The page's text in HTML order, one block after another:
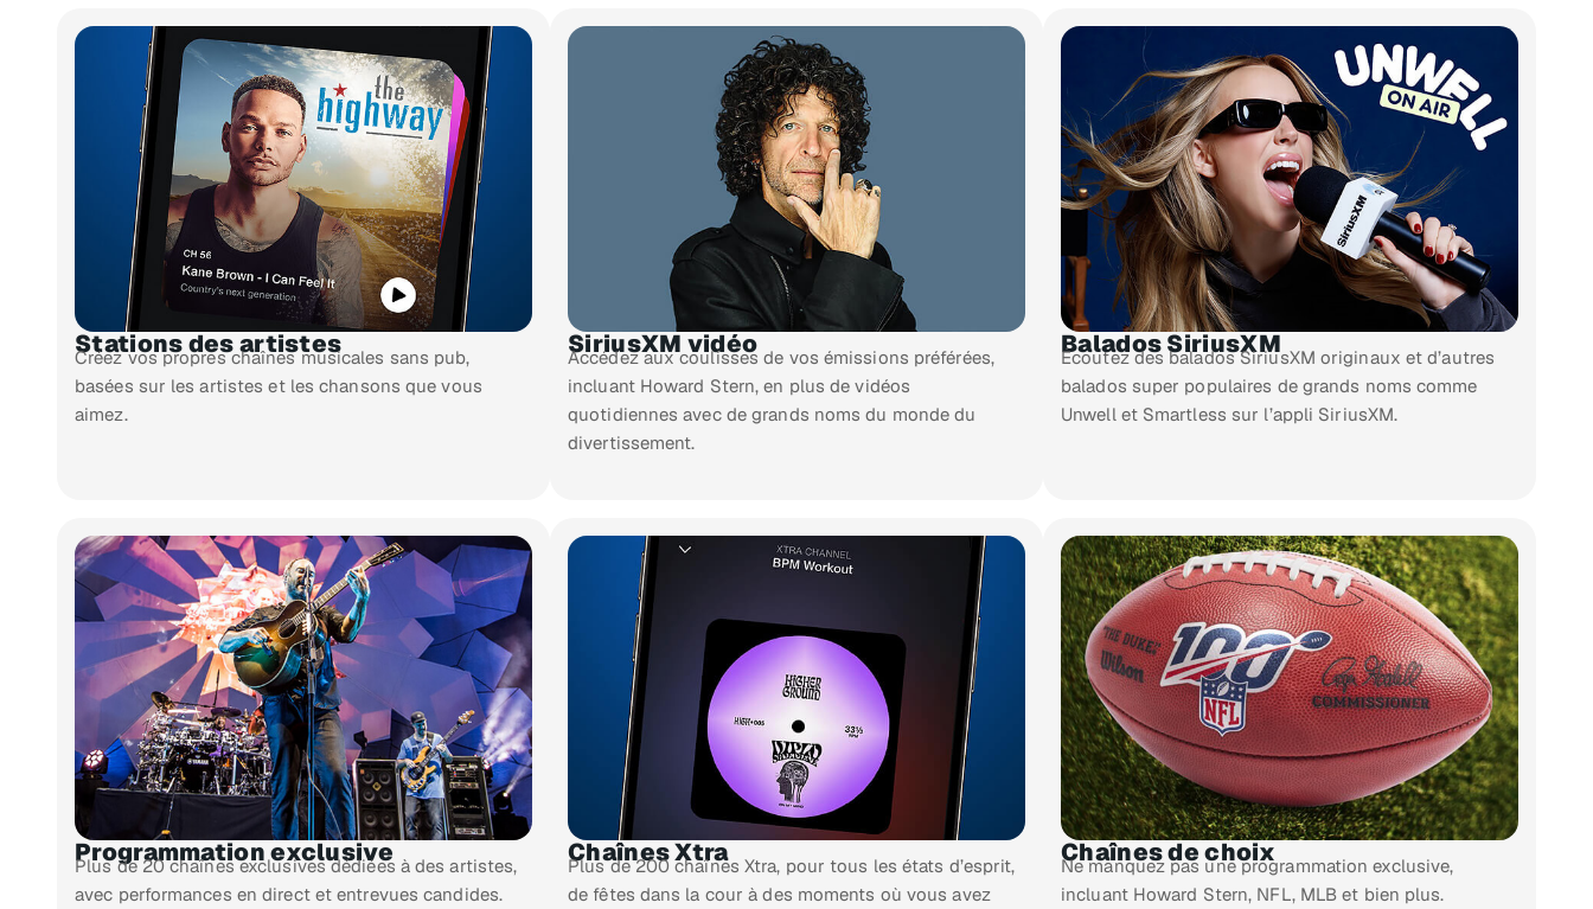
Stations des artistes
Créez vos propres chaînes musicales sans pub,
basées sur les artistes et les chansons que vous
aimez.
SiriusXM vidéo
Accédez aux coulisses de vos émissions préférées,
incluant Howard Stern, en plus de vidéos
quotidiennes avec de grands noms du monde du
divertissement.
Balados SiriusXM
Écoutez des balados SiriusXM originaux et d’autres
balados super populaires de grands noms comme
Unwell et Smartless sur l’appli SiriusXM.
Programmation exclusive
Plus de 20 chaînes exclusives dédiées à des artistes,
avec performances en direct et entrevues candides.
Chaînes Xtra
Plus de 200 chaînes Xtra, pour tous les états d’esprit,
de fêtes dans la cour à des moments où vous avez
Chaînes de choix
Ne manquez pas une programmation exclusive,
incluant Howard Stern, NFL, MLB et bien plus.